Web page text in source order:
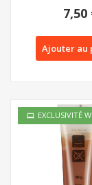
7,50
Ajouter au
EXCLUSIVITÉ